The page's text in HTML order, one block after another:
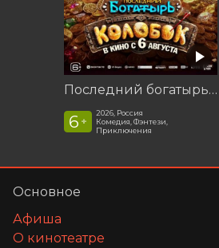
Последний богатырь. Колобок
6 +
2026, Россия
Комедия, Фэнтези,
Приключения
Основное
Афиша
О кинотеатре